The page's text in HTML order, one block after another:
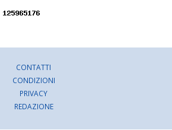
CONTATTI
CONDIZIONI
PRIVACY
REDAZIONE